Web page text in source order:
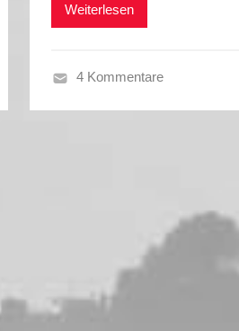
Weiterlesen
s
4 Kommentare